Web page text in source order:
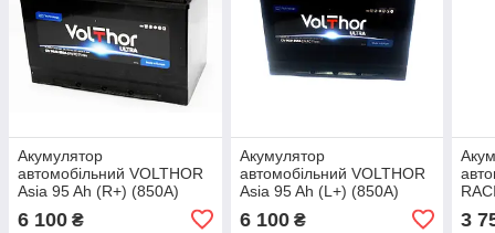
Акумулятор
автомобільний VOLTHOR
Asia 95 Ah (R+) (850A)
6 100 ₴
Акумулятор
автомобільний VOLTHOR
Asia 95 Ah (L+) (850A)
6 100₴ 3